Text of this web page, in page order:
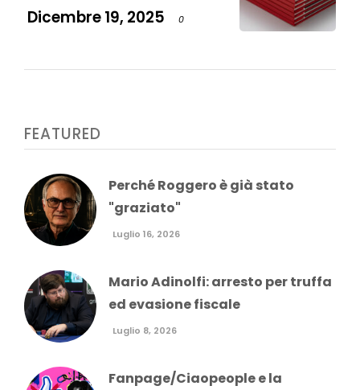
Dicembre 19, 2025
0
FEATURED
Perché Roggero è già stato
"graziato"
Luglio 16, 2026
Mario Adinolfi: arresto per truffa
ed evasione fiscale
Luglio 8, 2026
Fanpage/Ciaopeople e la